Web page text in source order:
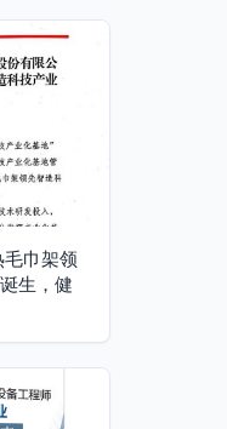
巾架领
生，健